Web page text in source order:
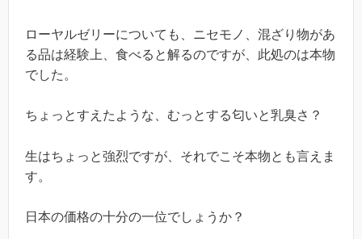
ローヤルゼリーについても、ニセモノ、混ざり物があ
る品は経験上、食べると解るのですが、此処のは本物
でした。
ちょっとすえたような、むっとする匂いと乳臭さ？
生はちょっと強烈ですが、それでこそ本物とも言えま
す。
日本の価格の十分の一位でしょうか？